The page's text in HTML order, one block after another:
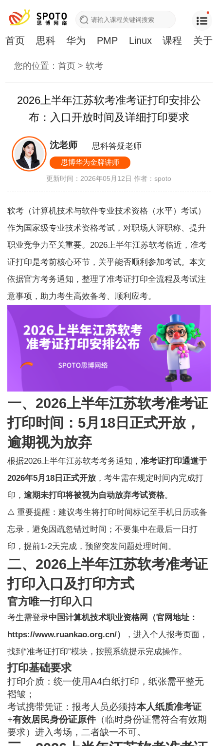
首页 思科 华为 PMP Linux 课程 关于
您的位置：首页 >软考
2026上半年江苏软考准考证打印安排公
布：入口开放时间及详细打印要求
沈老师 思科答疑老师
思博华为金牌讲师
更新时间：2026年05月12日作者：spoto
软考（计算机技术与软件专业技术资格（水平）考试）
作为国家级专业技术资格考试，对职场人评职称、提升
职业竞争力至关重要。2026上半年江苏软考临近，准考
证打印是考前核心环节，关乎能否顺利参加考试。本文
依据官方考务通知，整理了准考证打印全流程及考试注
意事项，助力考生高效备考、顺利应考。
一、2026上半年江苏软考准考证
打印时间：5月18日正式开放，
逾期视为放弃
根据2026上半年江苏软考考务通知，准考证打印通道于
2026年5月18日正式开放 ，考生需在规定时间内完成打
印，逾期未打印将被视为自动放弃考试资格。
⚠️ 重要提醒：建议考生将打印时间标记至手机日历或备
忘录，避免因疏忽错过时间；不要集中在最后一日打
印，提前1-2天完成，预留突发问题处理时间。
二、2026上半年江苏软考准考证
打印入口及打印方式
官方唯一打印入口
考生需登录中国计算机技术职业资格网（官网地址：
https://www.ruankao.org.cn/）
，进入个人报考页面，
找到“准考证打印”模块，按照系统提示完成操作。
打印基础要求
打印介质：统一使用A4白纸打印，纸张需平整无
褶皱；
考试携带凭证：报考人员必须持本人纸质准考证
+有效居民身份证原件 （临时身份证需符合有效期
要求）进入考场，二者缺一不可。